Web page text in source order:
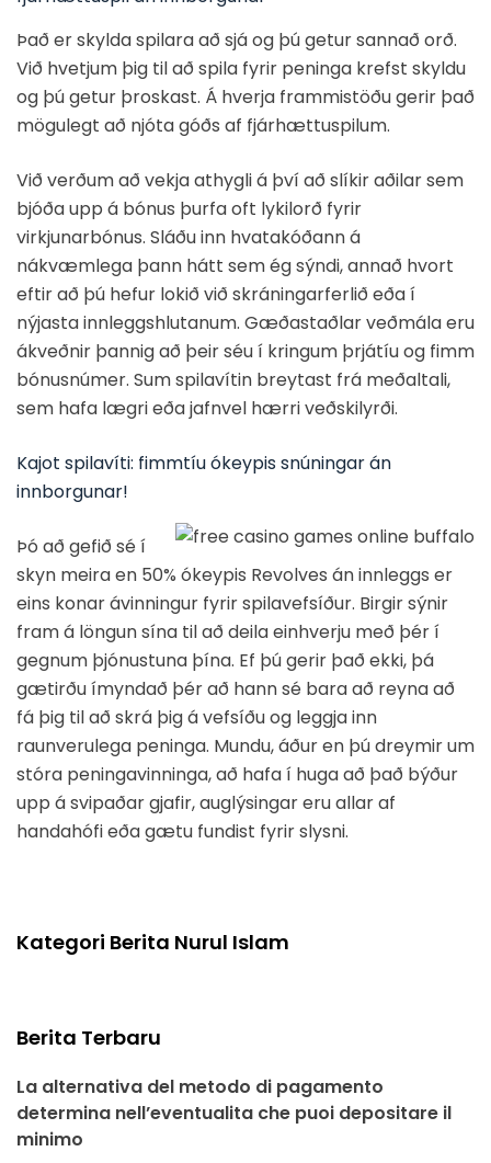
Það er skylda spilara að sjá og þú getur sannað orð.
Við hvetjum þig til að spila fyrir peninga krefst skyldu
og þú getur þroskast. Á hverja frammistöðu gerir það
mögulegt að njóta góðs af fjárhættuspilum.
Við verðum að vekja athygli á því að slíkir aðilar sem
bjóða upp á bónus þurfa oft lykilorð fyrir
virkjunarbónus. Sláðu inn hvatakóðann á
nákvæmlega þann hátt sem ég sýndi, annað hvort
eftir að þú hefur lokið við skráningarferlið eða í
nýjasta innleggshlutanum. Gæðastaðlar veðmála eru
ákveðnir þannig að þeir séu í kringum þrjátíu og fimm
bónusnúmer. Sum spilavítin breytast frá meðaltali,
sem hafa lægri eða jafnvel hærri veðskilyrði.
Kajot spilavíti: fimmtíu ókeypis snúningar án
innborgunar!
Þó að gefið sé í
skyn meira en 50% ókeypis Revolves án innleggs er
eins konar ávinningur fyrir spilavefsíður. Birgir sýnir
fram á löngun sína til að deila einhverju með þér í
gegnum þjónustuna þína. Ef þú gerir það ekki, þá
gætirðu ímyndað þér að hann sé bara að reyna að
fá þig til að skrá þig á vefsíðu og leggja inn
raunverulega peninga. Mundu, áður en þú dreymir um
stóra peningavinninga, að hafa í huga að það býður
upp á svipaðar gjafir, auglýsingar eru allar af
handahófi eða gætu fundist fyrir slysni.
Kategori Berita Nurul Islam
Berita Terbaru
La alternativa del metodo di pagamento
determina nell’eventualita che puoi depositare il
minimo